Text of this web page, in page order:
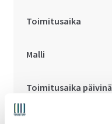
Toimitusaika
Malli
Toimitusaika päivinä